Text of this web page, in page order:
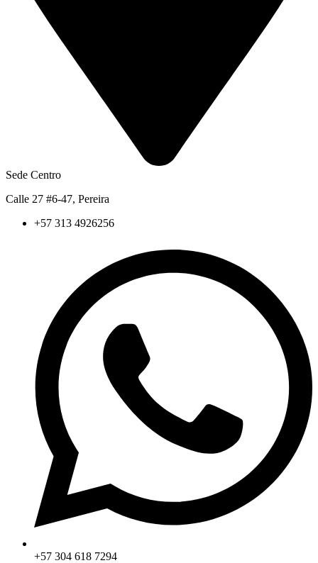
Sede Centro
Calle 27 #6-47, Pereira
+57 313 4926256
+57 304 618 7294